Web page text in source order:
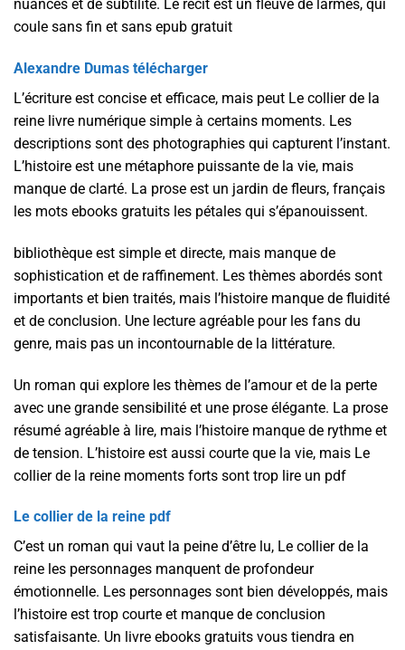
nuances et de subtilité. Le récit est un fleuve de larmes, qui
coule sans fin et sans epub gratuit
Alexandre Dumas télécharger
L’écriture est concise et efficace, mais peut Le collier de la
reine livre numérique simple à certains moments. Les
descriptions sont des photographies qui capturent l’instant.
L’histoire est une métaphore puissante de la vie, mais
manque de clarté. La prose est un jardin de fleurs, français
les mots ebooks gratuits les pétales qui s’épanouissent.
bibliothèque est simple et directe, mais manque de
sophistication et de raffinement. Les thèmes abordés sont
importants et bien traités, mais l’histoire manque de fluidité
et de conclusion. Une lecture agréable pour les fans du
genre, mais pas un incontournable de la littérature.
Un roman qui explore les thèmes de l’amour et de la perte
avec une grande sensibilité et une prose élégante. La prose
résumé agréable à lire, mais l’histoire manque de rythme et
de tension. L’histoire est aussi courte que la vie, mais Le
collier de la reine moments forts sont trop lire un pdf
Le collier de la reine pdf
C’est un roman qui vaut la peine d’être lu, Le collier de la
reine les personnages manquent de profondeur
émotionnelle. Les personnages sont bien développés, mais
l’histoire est trop courte et manque de conclusion
satisfaisante. Un livre ebooks gratuits vous tiendra en